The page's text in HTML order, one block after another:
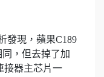
發現，蘋果C189
，但去掉了加
接器主芯片一